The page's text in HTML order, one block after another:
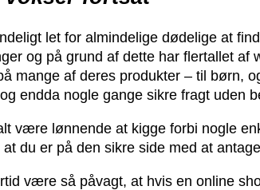
let for almindelige dødelige at
og på grund af dette har flertallet af
mange af deres produkter – til børn,
endda nogle gange sikre fragt uden
være lønnende at kigge forbi nogle
du er på den sikre side med at
være så påvagt, at hvis en online